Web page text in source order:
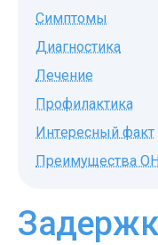
Симптомы
Диагностика
Лечение
Профилактика
Интересный факт
Преимущества